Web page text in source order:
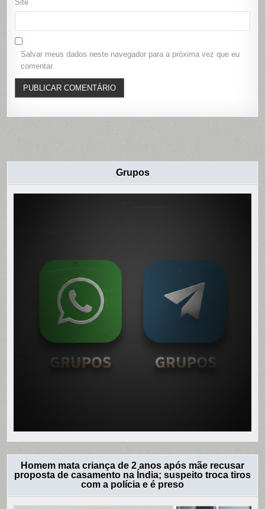
Site
Salvar meus dados neste navegador para a próxima vez que eu
comentar.
Grupos
Homem mata criança de 2 anos após mãe recusar
proposta de casamento na Índia; suspeito troca tiros
com a polícia e é preso